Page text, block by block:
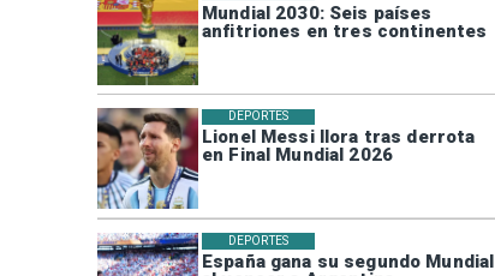
Mundial 2030: Seis países
anfitriones en tres continentes
Lionel Messi llora tras derrota
en Final Mundial 2026
DEPORTES
España gana su segundo Mundial
DEPORTES